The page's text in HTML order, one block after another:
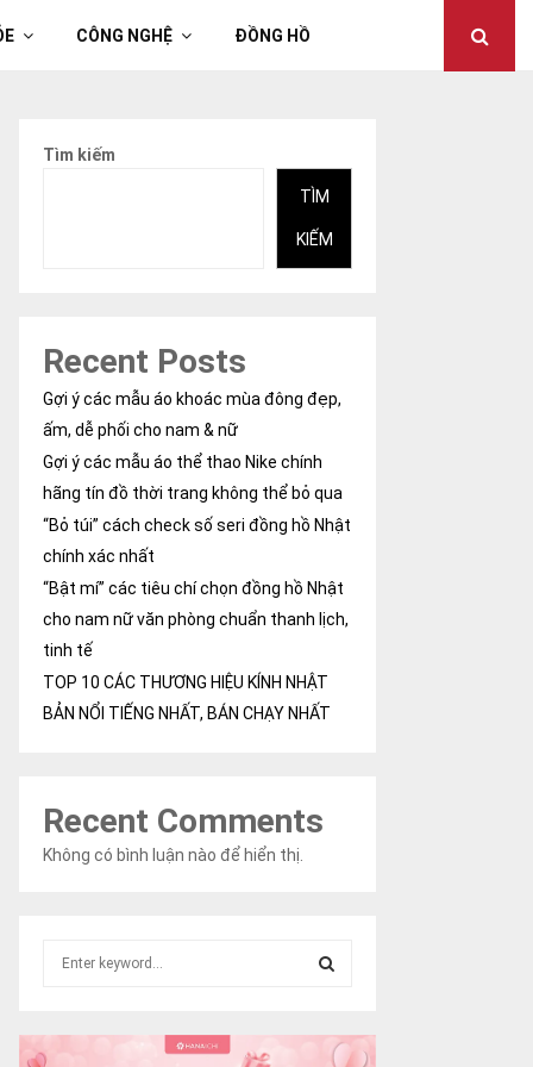
CÔNG NGHỆ ĐỒNG HỒ
Tìm kiếm
TÌM
KIẾM
Recent Posts
Gợi ý các mẫu áo khoác mùa đông đẹp,
ấm, dễ phối cho nam & nữ
Gợi ý các mẫu áo thể thao Nike chính
hãng tín đồ thời trang không thể bỏ qua
“Bỏ túi” cách check số seri đồng hồ Nhật
chính xác nhất
“Bật mí” các tiêu chí chọn đồng hồ Nhật
cho nam nữ văn phòng chuẩn thanh lịch,
tinh tế
TOP 10 CÁC THƯƠNG HIỆU KÍNH NHẬT
BẢN NỔI TIẾNG NHẤT, BÁN CHẠY NHẤT
Recent Comments
Không có bình luận nào để hiển thị.
c